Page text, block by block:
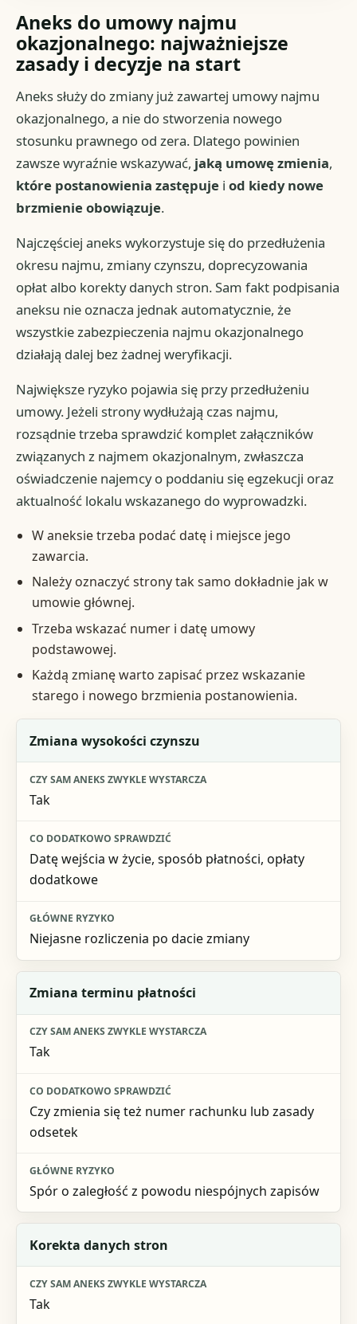
Aneks do umowy najmu
okazjonalnego: najważniejsze
zasady i decyzje na start
Aneks służy do zmiany już zawartej umowy najmu
okazjonalnego, a nie do stworzenia nowego
stosunku prawnego od zera. Dlatego powinien
zawsze wyraźnie wskazywać, jaką umowę zmienia,
które postanowienia zastępuje iod kiedy nowe
brzmienie obowiązuje.
Najczęściej aneks wykorzystuje się do przedłużenia
okresu najmu, zmiany czynszu, doprecyzowania
opłat albo korekty danych stron. Sam fakt podpisania
aneksu nie oznacza jednak automatycznie, że
wszystkie zabezpieczenia najmu okazjonalnego
działają dalej bez żadnej weryfikacji.
Największe ryzyko pojawia się przy przedłużeniu
umowy. Jeżeli strony wydłużają czas najmu,
rozsądnie trzeba sprawdzić komplet załączników
związanych z najmem okazjonalnym, zwłaszcza
oświadczenie najemcy o poddaniu się egzekucji oraz
aktualność lokalu wskazanego do wyprowadzki.
W aneksie trzeba podać datę i miejsce jego
zawarcia.
Należy oznaczyć strony tak samo dokładnie jak w
umowie głównej.
Trzeba wskazać numer i datę umowy
podstawowej.
Każdą zmianę warto zapisać przez wskazanie
starego i nowego brzmienia postanowienia.
Sytuacja
Czy sam aneks zwykle wystarcza
Główne ryzyko
Zmiana wysokości czynszu
Tak
Datę wejścia w życie, sposób płatności, opłaty
dodatkowe
Niejasne rozliczenia po dacie zmiany
Zmiana terminu płatności
Tak
Czy zmienia się też numer rachunku lub zasady
odsetek
Spór o zaległość z powodu niespójnych zapisów
Korekta danych stron
Tak